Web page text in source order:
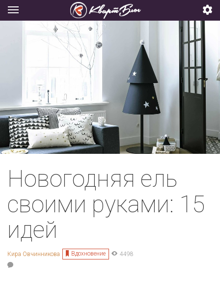
Новогодняя ель
своими руками: 15
идей
Кира Овчинникова Вдохновение 4498